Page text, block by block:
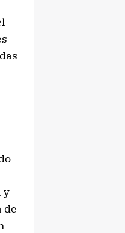
y
de